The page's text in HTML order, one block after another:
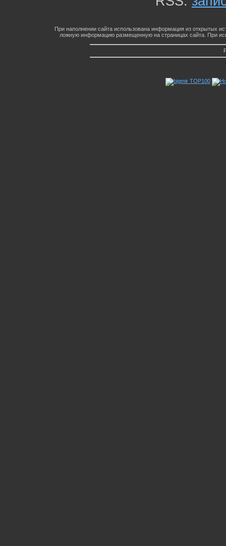
При наполнении сайта использована информация из открытых
ложную информацию размещенную на страницах сайта. При